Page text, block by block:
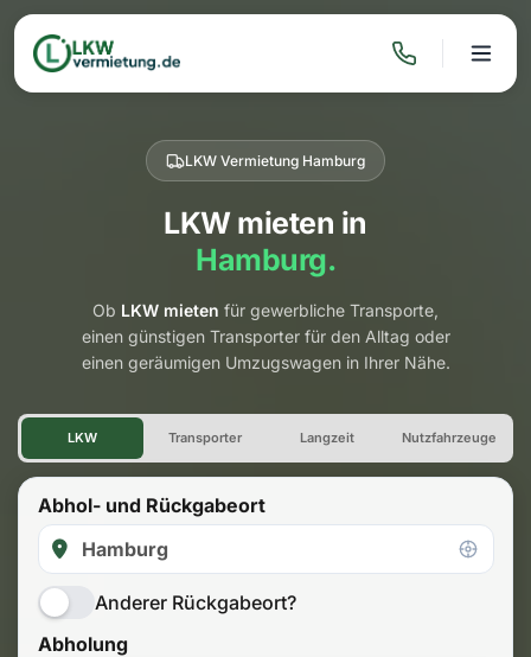
LKW Vermietung Hamburg
LKW mieten in
Hamburg.
Ob LKW mieten für gewerbliche Transporte,
einen günstigen Transporter für den Alltag oder
einen geräumigen Umzugswagen in Ihrer Nähe.
LKW Vermietung Hamburg
LKW Transporter Langzeit Nutzfahrzeuge
Abhol- und Rückgabeort
Anderer Rückgabeort?
Abholung